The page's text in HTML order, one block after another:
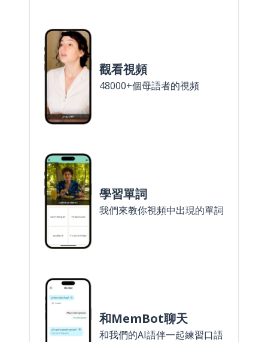
觀看視頻
48000+個母語者的視頻
學習單詞
我們來教你視頻中出現的單詞
和MemBot聊天
和我們的AI語伴一起練習口語